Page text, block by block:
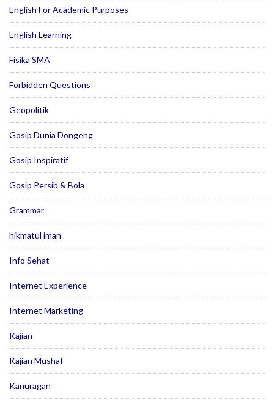
English For Academic Purposes
English Learning
Fisika SMA
Forbidden Questions
Geopolitik
Gosip Dunia Dongeng
Gosip Inspiratif
Gosip Persib & Bola
Grammar
hikmatul iman
Info Sehat
Internet Experience
Internet Marketing
Kajian
Kajian Mushaf
Kanuragan